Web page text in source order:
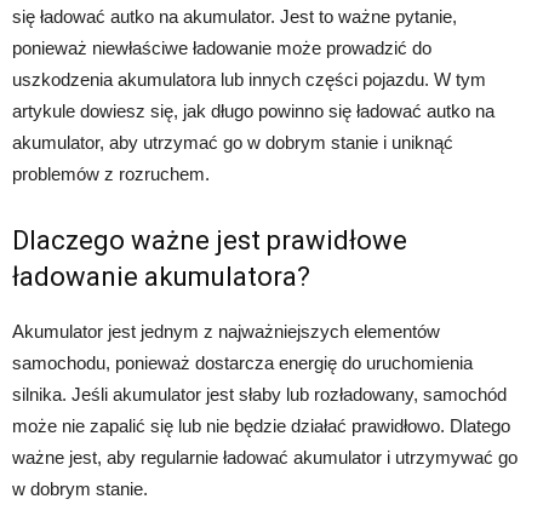
się ładować autko na akumulator. Jest to ważne pytanie,
ponieważ niewłaściwe ładowanie może prowadzić do
uszkodzenia akumulatora lub innych części pojazdu. W tym
artykule dowiesz się, jak długo powinno się ładować autko na
akumulator, aby utrzymać go w dobrym stanie i uniknąć
problemów z rozruchem.
Dlaczego ważne jest prawidłowe
ładowanie akumulatora?
Akumulator jest jednym z najważniejszych elementów
samochodu, ponieważ dostarcza energię do uruchomienia
silnika. Jeśli akumulator jest słaby lub rozładowany, samochód
może nie zapalić się lub nie będzie działać prawidłowo. Dlatego
ważne jest, aby regularnie ładować akumulator i utrzymywać go
w dobrym stanie.